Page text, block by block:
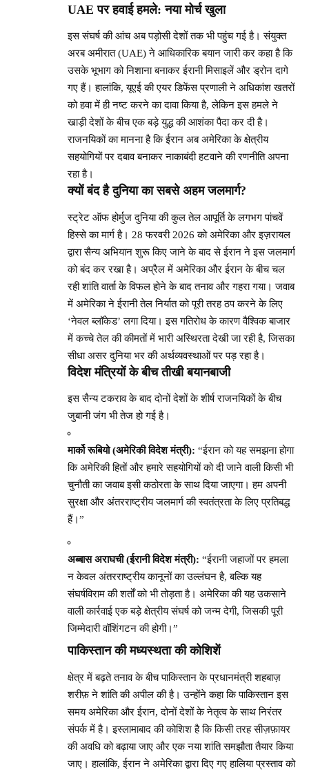
UAE पर हवाई हमले: नया मोर्च खुला
इस संघर्ष की आंच अब पड़ोसी देशों तक भी पहुंच गई है। संयुक्त
अरब अमीरात (UAE) ने आधिकारिक बयान जारी कर कहा है कि
उसके भूभाग को निशाना बनाकर ईरानी मिसाइलें और ड्रोन दागे
गए हैं। हालांकि, यूएई की एयर डिफेंस प्रणाली ने अधिकांश खतरों
को हवा में ही नष्ट करने का दावा किया है, लेकिन इस हमले ने
खाड़ी देशों के बीच एक बड़े युद्ध की आशंका पैदा कर दी है।
राजनयिकों का मानना है कि ईरान अब अमेरिका के क्षेत्रीय
सहयोगियों पर दबाव बनाकर नाकाबंदी हटवाने की रणनीति अपना
रहा है।
क्यों बंद है दुनिया का सबसे अहम जलमार्ग?
स्ट्रेट ऑफ होर्मुज दुनिया की कुल तेल आपूर्ति के लगभग पांचवें
हिस्से का मार्ग है। 28 फरवरी 2026 को अमेरिका और इज़रायल
द्वारा सैन्य अभियान शुरू किए जाने के बाद से ईरान ने इस जलमार्ग
को बंद कर रखा है। अप्रैल में अमेरिका और ईरान के बीच चल
रही शांति वार्ता के विफल होने के बाद तनाव और गहरा गया। जवाब
में अमेरिका ने ईरानी तेल निर्यात को पूरी तरह ठप करने के लिए
‘नेवल ब्लॉकेड’ लगा दिया। इस गतिरोध के कारण वैश्विक बाजार
में कच्चे तेल की कीमतों में भारी अस्थिरता देखी जा रही है, जिसका
सीधा असर दुनिया भर की अर्थव्यवस्थाओं पर पड़ रहा है।
विदेश मंत्रियों के बीच तीखी बयानबाजी
इस सैन्य टकराव के बाद दोनों देशों के शीर्ष राजनयिकों के बीच
जुबानी जंग भी तेज हो गई है।
मार्को रूबियो (अमेरिकी विदेश मंत्री): “ईरान को यह समझना होगा
कि अमेरिकी हितों और हमारे सहयोगियों को दी जाने वाली किसी भी
चुनौती का जवाब इसी कठोरता के साथ दिया जाएगा। हम अपनी
सुरक्षा और अंतरराष्ट्रीय जलमार्ग की स्वतंत्रता के लिए प्रतिबद्ध
हैं।”
अब्बास अराघची (ईरानी विदेश मंत्री): “ईरानी जहाजों पर हमला
न केवल अंतरराष्ट्रीय कानूनों का उल्लंघन है, बल्कि यह
संघर्षविराम की शर्तों को भी तोड़ता है। अमेरिका की यह उकसाने
वाली कार्रवाई एक बड़े क्षेत्रीय संघर्ष को जन्म देगी, जिसकी पूरी
जिम्मेदारी वॉशिंगटन की होगी।”
पाकिस्तान की मध्यस्थता की कोशिशें
क्षेत्र में बढ़ते तनाव के बीच पाकिस्तान के प्रधानमंत्री शहबाज़
शरीफ़ ने शांति की अपील की है। उन्होंने कहा कि पाकिस्तान इस
समय अमेरिका और ईरान, दोनों देशों के नेतृत्व के साथ निरंतर
संपर्क में है। इस्लामाबाद की कोशिश है कि किसी तरह सीज़फ़ायर
की अवधि को बढ़ाया जाए और एक नया शांति समझौता तैयार किया
जाए। हालांकि, ईरान ने अमेरिका द्वारा दिए गए हालिया प्रस्ताव को